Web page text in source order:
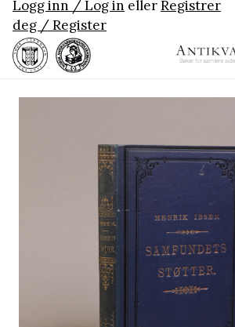
Logg inn / Log in ellerRegistrer
deg / Register